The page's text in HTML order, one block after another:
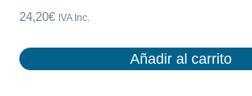
24,20€ IVA Inc.
Añadir al carrito